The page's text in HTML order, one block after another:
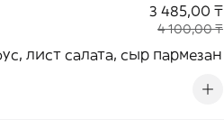
3 485,00 ₸
4 100,00 ₸
лист салата, сыр пармезан